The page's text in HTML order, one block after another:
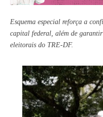
Esquema especial reforça a
capital federal, além de garantir
eleitorais do TRE-DF.